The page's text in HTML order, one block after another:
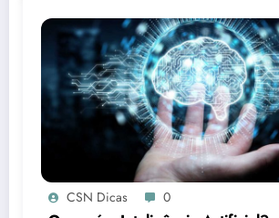
CSN Dicas 0